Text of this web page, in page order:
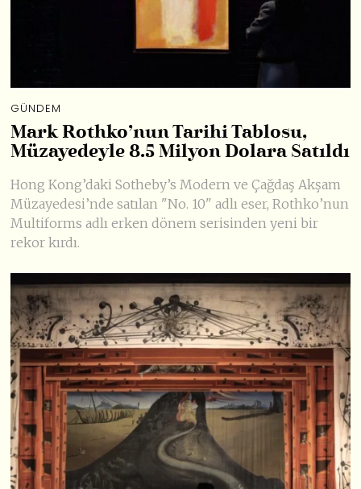
GÜNDEM
Mark Rothko’nun Tarihi Tablosu,
Müzayedeyle 8.5 Milyon Dolara Satıldı
Hong Kong’daki Sotheby’s Modern ve Çağdaş Akşam
Müzayedesi’nde satılan "No. 10" adlı eser, Rothko’nun
Multiforms adlı erken dönem serisinden yeni bir
rekor kırdı.